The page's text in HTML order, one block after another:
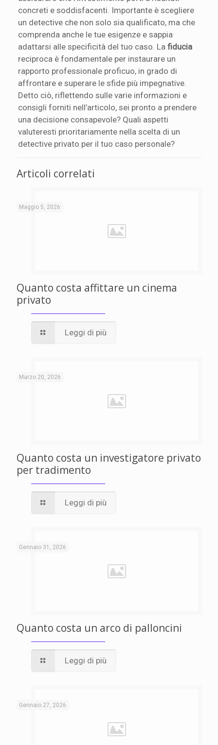
concreti e soddisfacenti. Importante è scegliere
un detective che non solo sia qualificato, ma che
comprenda anche le tue esigenze e sappia
adattarsi alle specificità del tuo caso. Lafiducia
reciproca è fondamentale per instaurare un
rapporto professionale proficuo, in grado di
affrontare e superare le sfide più impegnative.
Detto ciò, riflettendo sulle varie informazioni e
consigli forniti nell’articolo, sei pronto a prendere
una decisione consapevole? Quali aspetti
valuteresti prioritariamente nella scelta di un
detective privato per il tuo caso personale?
Articoli correlati
Maggio 5, 2026
Quanto costa affittare un cinema
privato
Leggi di più
Marzo 20, 2026
Quanto costa un investigatore privato
per tradimento
Leggi di più
Gennaio 31, 2026
Quanto costa un arco di palloncini
Leggi di più
Gennaio 27, 2026